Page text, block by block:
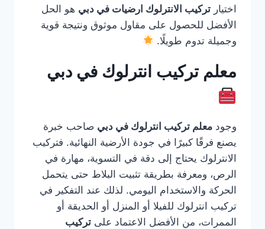
اختيار تركيب الانترلوك ارضيات في دبي هو الحل
الأفضل للحصول على مقاول موثوق ونتيجة قوية
وجميلة تدوم طويلًا.
معلم تركيب انترلوك في دبي
وجود معلم تركيب انترلوك في دبي صاحب خبرة
يصنع فرقًا كبيرًا في جودة الأرضية النهائية. فتركيب
الانترلوك يحتاج إلى دقة في التسوية، مهارة في
الرص، ومعرفة بطريقة تثبيت البلاط حتى يتحمل
الحركة والاستخدام اليومي. لذلك عند التفكير في
تركيب انترلوك للفيلا أو المنزل أو الحديقة أو
الممرات، من الأفضل الاعتماد على تركيب